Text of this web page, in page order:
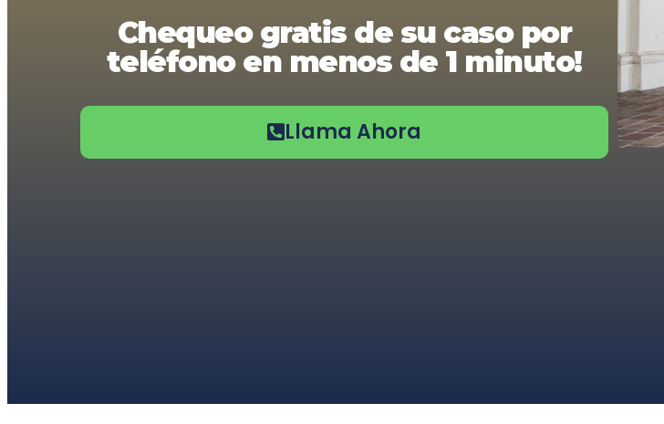
Chequeo gratis de su caso por
teléfono en menos de 1 minuto!
Llama Ahora